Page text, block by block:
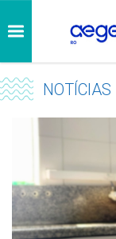
NOTÍCIAS